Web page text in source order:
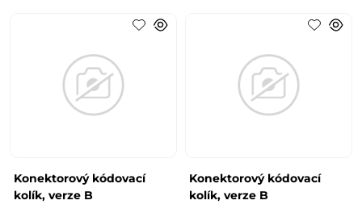
Konektorový kódovací
kolík, verze B
Konektorový kódovací
kolík, verze B